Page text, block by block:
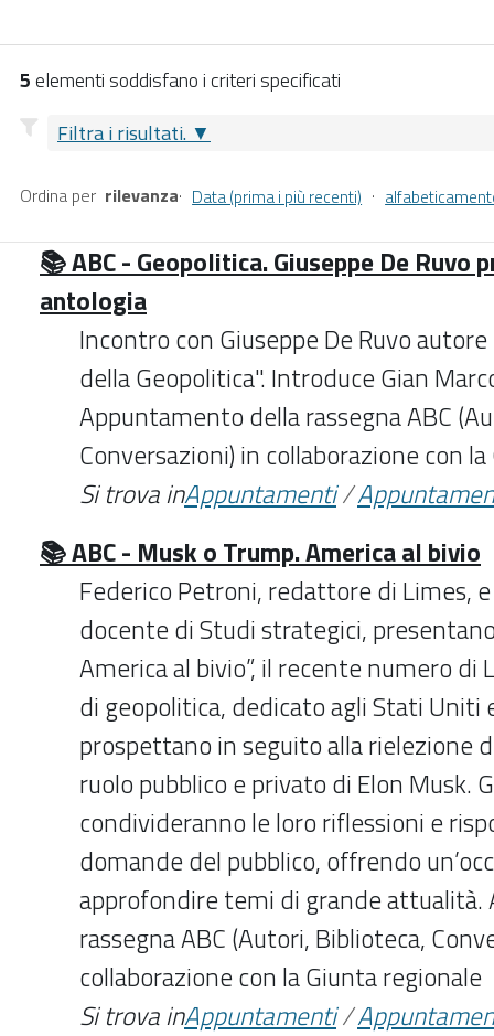
5elementi soddisfano i criteri specificati
Filtra i risultati.
Ordina per rilevanza· Data (prima i più recenti) ·
📚 ABC - Geopolitica. Giuseppe De Ruvo
antologia
Incontro con Giuseppe De Ruvo
della Geopolitica". Introduce Gian
Appuntamento della rassegna ABC
Conversazioni) in collaborazione con
Si trova inAppuntamenti/
📚 ABC - Musk o Trump. America al bivio
Federico Petroni, redattore di Limes,
docente di Studi strategici,
America al bivio”, il recente numero di
di geopolitica, dedicato agli Stati Uniti
prospettano in seguito alla rielezione
ruolo pubblico e privato di Elon Musk.
condivideranno le loro riflessioni e
domande del pubblico, offrendo
approfondire temi di grande
rassegna ABC (Autori, Biblioteca,
collaborazione con la Giunta regionale
Si trova inAppuntamenti/